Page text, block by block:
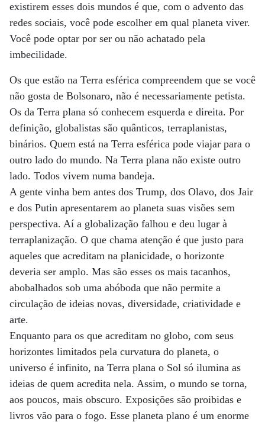
existirem esses dois mundos é que, com o advento das
redes sociais, você pode escolher em qual planeta viver.
Você pode optar por ser ou não achatado pela
imbecilidade.
Os que estão na Terra esférica compreendem que se você
não gosta de Bolsonaro, não é necessariamente petista.
Os da Terra plana só conhecem esquerda e direita. Por
definição, globalistas são quânticos, terraplanistas,
binários. Quem está na Terra esférica pode viajar para o
outro lado do mundo. Na Terra plana não existe outro
lado. Todos vivem numa bandeja.
A gente vinha bem antes dos Trump, dos Olavo, dos Jair
e dos Putin apresentarem ao planeta suas visões sem
perspectiva. Aí a globalização falhou e deu lugar à
terraplanização. O que chama atenção é que justo para
aqueles que acreditam na planicidade, o horizonte
deveria ser amplo. Mas são esses os mais tacanhos,
abobalhados sob uma abóboda que não permite a
circulação de ideias novas, diversidade, criatividade e
arte.
Enquanto para os que acreditam no globo, com seus
horizontes limitados pela curvatura do planeta, o
universo é infinito, na Terra plana o Sol só ilumina as
ideias de quem acredita nela. Assim, o mundo se torna,
aos poucos, mais obscuro. Exposições são proibidas e
livros vão para o fogo. Esse planeta plano é um enorme